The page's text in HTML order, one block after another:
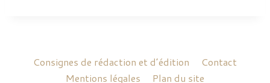
r
o
Consignes de rédaction et d’édition
Contact
Mentions légales
Plan du site